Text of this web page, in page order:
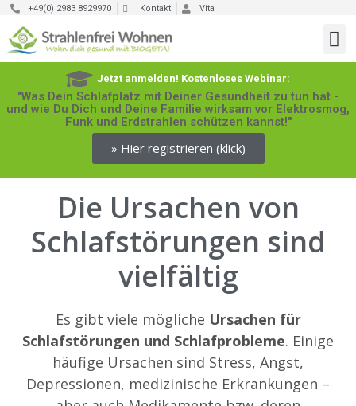
+49(0) 2983 8929970 Kontakt Vita
Jetzt anmelden! Kostenloses Webinar:
"Was Dein Schlafplatz mit Deiner Gesundheit zu tun hat -
und wie Du Dich und Deine Familie wirksam vor Elektrosmog,
Funk und Erdstrahlen schützen kannst!"
» Hier registrieren (klick)
Die Ursachen von
Schlafstörungen sind
vielfältig
Es gibt viele mögliche Ursachen für
Schlafstörungen und Schlafprobleme. Einige
häufige Ursachen sind Stress, Angst,
Depressionen, medizinische Erkrankungen –